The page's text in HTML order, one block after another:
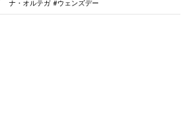
ナ・オルテガ
ウェンズデー